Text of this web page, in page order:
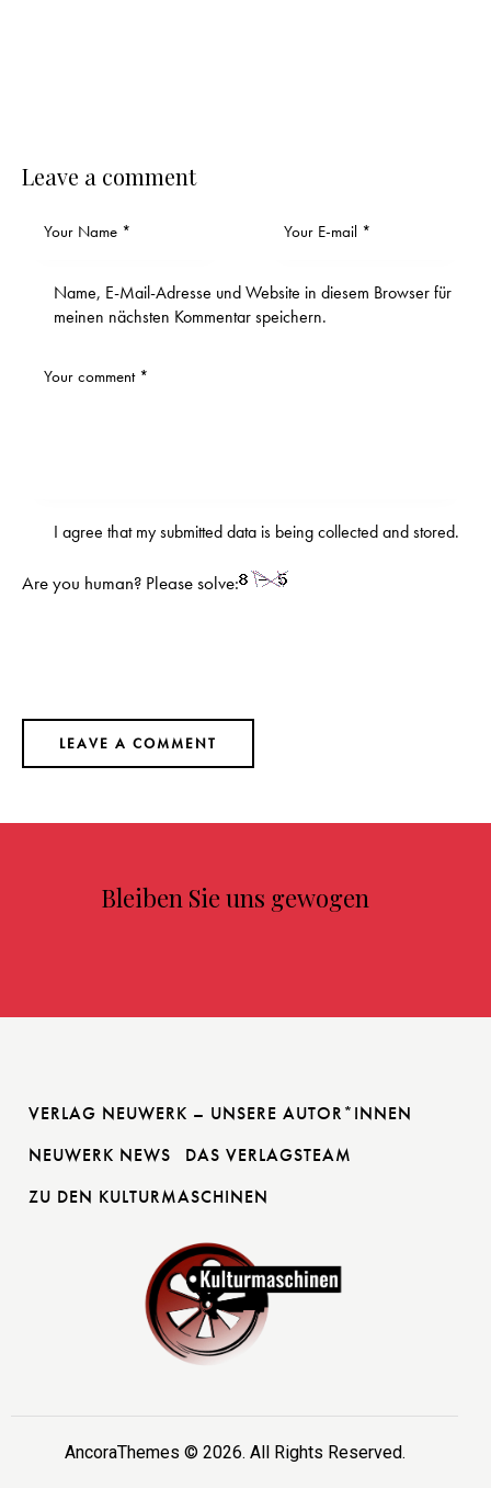
Leave a comment
Name, E-Mail-Adresse und Website in diesem Browser für
meinen nächsten Kommentar speichern.
I agree that my submitted data is beingcollected and stored.
Are you human? Please solve:
Bleiben Sie uns gewogen
VERLAG NEUWERK – UNSERE AUTOR*INNEN
NEUWERK NEWS
DAS VERLAGSTEAM
ZU DEN KULTURMASCHINEN
AncoraThemes © 2026. All Rights Reserved.